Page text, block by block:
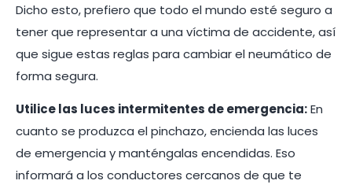
Dicho esto, prefiero que todo el mundo esté seguro a
tener que representar a una víctima de accidente, así
que sigue estas reglas para cambiar el neumático de
forma segura.
Utilice las luces intermitentes de emergencia:En
cuanto se produzca el pinchazo, encienda las luces
de emergencia y manténgalas encendidas. Eso
informará a los conductores cercanos de que te